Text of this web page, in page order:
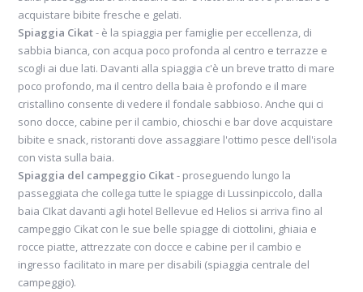
acquistare bibite fresche e gelati.
Spiaggia Cikat- è la spiaggia per famiglie per eccellenza, di
sabbia bianca, con acqua poco profonda al centro e terrazze e
scogli ai due lati. Davanti alla spiaggia c'è un breve tratto di mare
poco profondo, ma il centro della baia è profondo e il mare
cristallino consente di vedere il fondale sabbioso. Anche qui ci
sono docce, cabine per il cambio, chioschi e bar dove acquistare
bibite e snack, ristoranti dove assaggiare l'ottimo pesce dell'isola
con vista sulla baia.
Spiaggia del campeggio Cikat- proseguendo lungo la
passeggiata che collega tutte le spiagge di Lussinpiccolo, dalla
baia CIkat davanti agli hotel Bellevue ed Helios si arriva fino al
campeggio Cikat con le sue belle spiagge di ciottolini, ghiaia e
rocce piatte, attrezzate con docce e cabine per il cambio e
ingresso facilitato in mare per disabili (spiaggia centrale del
campeggio).